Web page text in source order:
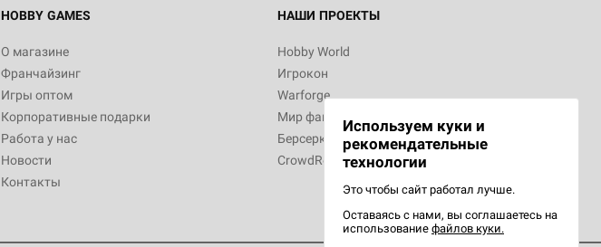
HOBBY GAMES
О магазине
Франчайзинг
Игры оптом
Корпоративные подарки
Работа у нас
Новости
Контакты
НАШИ ПРОЕКТЫ
Hobby World
Игрокон
Warforge
Мир фантастики
Берсерк
CrowdRepublic
Используем куки и
рекомендательные
технологии
Это чтобы сайт работал лучше.
Оставаясь с нами, вы соглашаетесь на
использование файлов куки.
799
Настольная игра Hobby World Сумерки
империи. Четвёртая редакция: Грозовой
Рубеж
12 990